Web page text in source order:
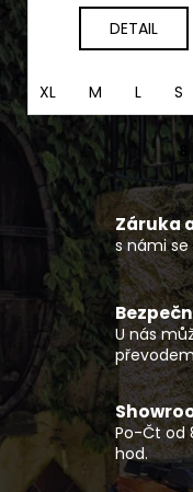
DETAIL
XL M L S
8
Záruka
s námi
U nás
převodem
Po-Čt od
hod.